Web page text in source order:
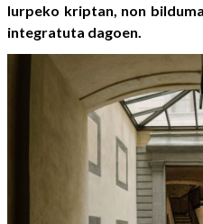
lurpeko kriptan, non
integratuta dagoen.